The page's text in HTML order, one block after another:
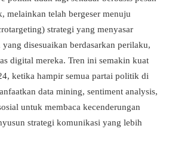
melainkan telah bergeser menuju
strategi yang menyasar
disesuaikan berdasarkan perilaku,
digital mereka. Tren ini semakin kuat
ketika hampir semua partai politik di
data mining, sentiment analysis,
untuk membaca kecenderungan
strategi komunikasi yang lebih